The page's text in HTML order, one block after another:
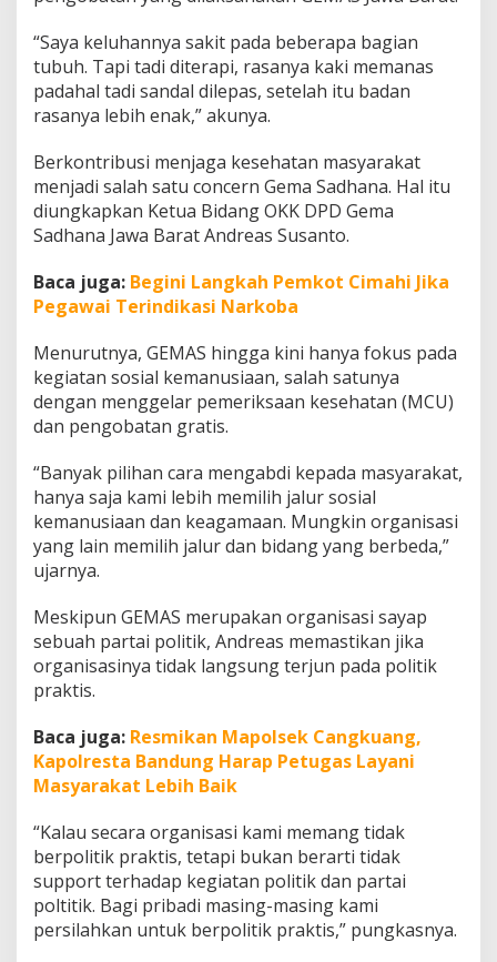
“Saya keluhannya sakit pada beberapa bagian
tubuh. Tapi tadi diterapi, rasanya kaki memanas
padahal tadi sandal dilepas, setelah itu badan
rasanya lebih enak,” akunya.
Berkontribusi menjaga kesehatan masyarakat
menjadi salah satu concern Gema Sadhana. Hal itu
diungkapkan Ketua Bidang OKK DPD Gema
Sadhana Jawa Barat Andreas Susanto.
Baca juga: Begini Langkah Pemkot Cimahi Jika
Pegawai Terindikasi Narkoba
Menurutnya, GEMAS hingga kini hanya fokus pada
kegiatan sosial kemanusiaan, salah satunya
dengan menggelar pemeriksaan kesehatan (MCU)
dan pengobatan gratis.
“Banyak pilihan cara mengabdi kepada masyarakat,
hanya saja kami lebih memilih jalur sosial
kemanusiaan dan keagamaan. Mungkin organisasi
yang lain memilih jalur dan bidang yang berbeda,”
ujarnya.
Meskipun GEMAS merupakan organisasi sayap
sebuah partai politik, Andreas memastikan jika
organisasinya tidak langsung terjun pada politik
praktis.
Baca juga: Resmikan Mapolsek Cangkuang,
Kapolresta Bandung Harap Petugas Layani
Masyarakat Lebih Baik
“Kalau secara organisasi kami memang tidak
berpolitik praktis, tetapi bukan berarti tidak
support terhadap kegiatan politik dan partai
poltitik. Bagi pribadi masing-masing kami
persilahkan untuk berpolitik praktis,” pungkasnya.